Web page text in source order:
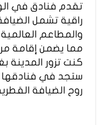
تقدم فنادق في
راقية تشمل
والمطاعم
مما يضمن إقامة
كنت تزور المدينة
ستجد في
روح الضيافة